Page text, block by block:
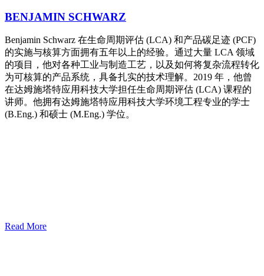
BENJAMIN SCHWARZ
Benjamin Schwarz 在生命周期评估 (LCA) 和产品碳足迹 (PCF)
的实施与核算方面拥有五年以上的经验。通过大量 LCA 领域
的项目，他对各种工业与制造工艺，以及如何将复杂流程转化
为可核算的产品系统，具备扎实的技术理解。2019 年，他曾
在达姆施塔特应用科技大学担任生命周期评估 (LCA) 课程的
讲师。他拥有达姆施塔特应用科技大学环境工程专业的学士
(B.Eng.) 和硕士 (M.Eng.) 学位。
Read More